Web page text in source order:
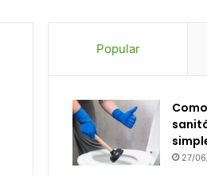
Popular
27/